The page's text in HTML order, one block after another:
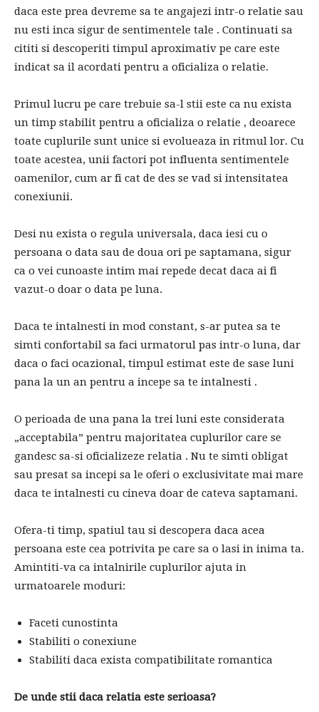
daca este prea devreme sa te angajezi intr-o relatie sau
nu esti inca sigur de sentimentele tale . Continuati sa
cititi si descoperiti timpul aproximativ pe care este
indicat sa il acordati pentru a oficializa o relatie.
Primul lucru pe care trebuie sa-l stii este ca nu exista
un timp stabilit pentru a oficializa o relatie , deoarece
toate cuplurile sunt unice si evolueaza in ritmul lor. Cu
toate acestea, unii factori pot influenta sentimentele
oamenilor, cum ar fi cat de des se vad si intensitatea
conexiunii.
Desi nu exista o regula universala, daca iesi cu o
persoana o data sau de doua ori pe saptamana, sigur
ca o vei cunoaste intim mai repede decat daca ai fi
vazut-o doar o data pe luna.
Daca te intalnesti in mod constant, s-ar putea sa te
simti confortabil sa faci urmatorul pas intr-o luna, dar
daca o faci ocazional, timpul estimat este de sase luni
pana la un an pentru a incepe sa te intalnesti .
O perioada de una pana la trei luni este considerata
„acceptabila” pentru majoritatea cuplurilor care se
gandesc sa-si oficializeze relatia . Nu te simti obligat
sau presat sa incepi sa le oferi o exclusivitate mai mare
daca te intalnesti cu cineva doar de cateva saptamani.
Ofera-ti timp, spatiul tau si descopera daca acea
persoana este cea potrivita pe care sa o lasi in inima ta.
Amintiti-va ca intalnirile cuplurilor ajuta in
urmatoarele moduri:
Faceti cunostinta
Stabiliti o conexiune
Stabiliti daca exista compatibilitate romantica
De unde stii daca relatia este serioasa?